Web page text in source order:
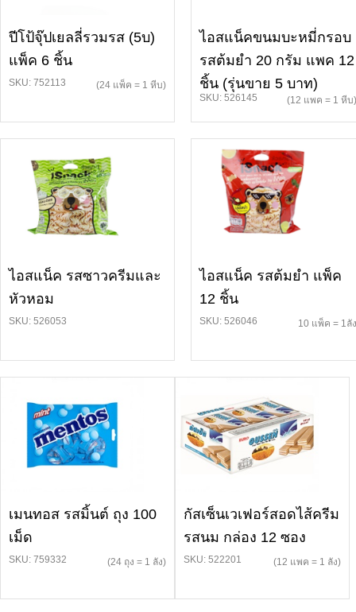
ปีโป้จุ๊ปเยลลี่รวมรส (5บ)
แพ็ค 6 ชิ้น
SKU: 752113 (24 แพ็ค = 1 หีบ)
ไอสแน็คขนมบะหมี่กรอบ
รสต้มยำ 20 กรัม แพค 12
ชิ้น (รุ่นขาย 5 บาท)
SKU: 526145 (12 แพค = 1 หีบ)
ไอสแน็ค รสซาวครีมและ
หัวหอม
SKU: 526053
ไอสแน็ค รสต้มยำ แพ็ค
12 ชิ้น
SKU: 526046 10 แพ็ค = 1ลัง
เมนทอส รสมิ้นต์ ถุง 100
เม็ด
SKU: 759332 (24 ถุง = 1 ลัง)
กัสเซ็นเวเฟอร์สอดไส้ครีม
รสนม กล่อง 12 ซอง
SKU: 522201 (12 แพค = 1 ลัง)